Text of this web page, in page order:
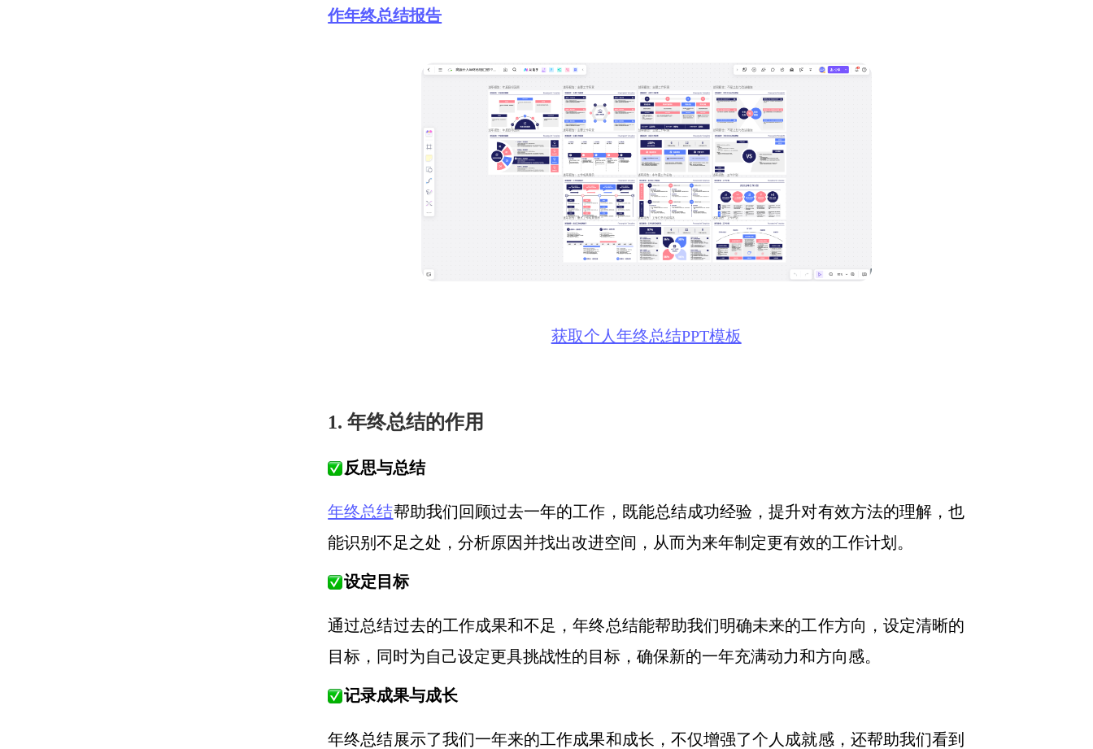
作年终总结报告
获取个人年终总结PPT模板
1. 年终总结的作用
反思与总结
年终总结帮助我们回顾过去一年的工作，既能总结成功经验，提升对有效方法的理解，也
能识别不足之处，分析原因并找出改进空间，从而为来年制定更有效的工作计划。
设定目标
通过总结过去的工作成果和不足，年终总结能帮助我们明确未来的工作方向，设定清晰的
目标，同时为自己设定更具挑战性的目标，确保新的一年充满动力和方向感。
记录成果与成长
年终总结展示了我们一年来的工作成果和成长，不仅增强了个人成就感，还帮助我们看到